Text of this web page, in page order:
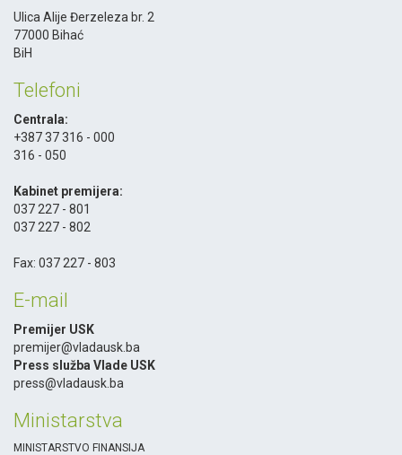
Ulica Alije Đerzeleza br. 2
77000 Bihać
BiH
Telefoni
Centrala:
+387 37 316 - 000
316 - 050
Kabinet premijera:
037 227 - 801
037 227 - 802
Fax: 037 227 - 803
E-mail
Premijer USK
premijer@vladausk.ba
Press služba Vlade USK
press@vladausk.ba
Ministarstva
MINISTARSTVO FINANSIJA